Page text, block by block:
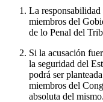
La
miembros del
de lo Penal del
Si la acusación
la seguridad del
podrá ser
miembros del
absoluta del mismo.